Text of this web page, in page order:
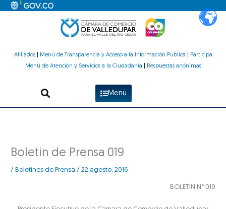
Afiliados| Menú de Transparencia y Acceso a la Información Pública
Participa
Menú de Atención y Servicios a la Ciudadanía
Respuestas anónimas
Menú
Boletín de Prensa 019
/ Boletines de Prensa /22 agosto, 2016
BOLETÍN N° 019